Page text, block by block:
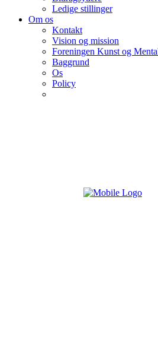
Ledige stillinger
Om os
Kontakt
Vision og mission
Foreningen Kunst og
Baggrund
Os
Policy